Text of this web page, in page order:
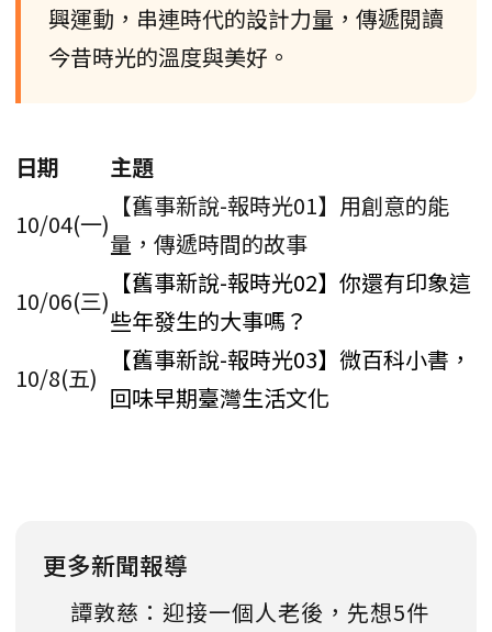
興運動，串連時代的設計力量，傳遞閱讀
今昔時光的溫度與美好。
日期
主題
10/04(一)
【舊事新說-報時光01】用創意的能
量，傳遞時間的故事
10/06(三)
【舊事新說-報時光02】你還有印象這
些年發生的大事嗎？
10/8(五)
【舊事新說-報時光03】微百科小書，
回味早期臺灣生活文化
更多新聞報導
譚敦慈：迎接一個人老後，先想5件